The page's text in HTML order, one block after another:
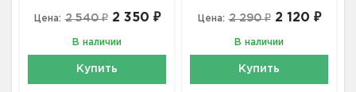
Цена: 2 540 ₽ 2 350 ₽
В наличии
Купить
Цена: 2 290 ₽ 2 120 ₽
В наличии
Купить